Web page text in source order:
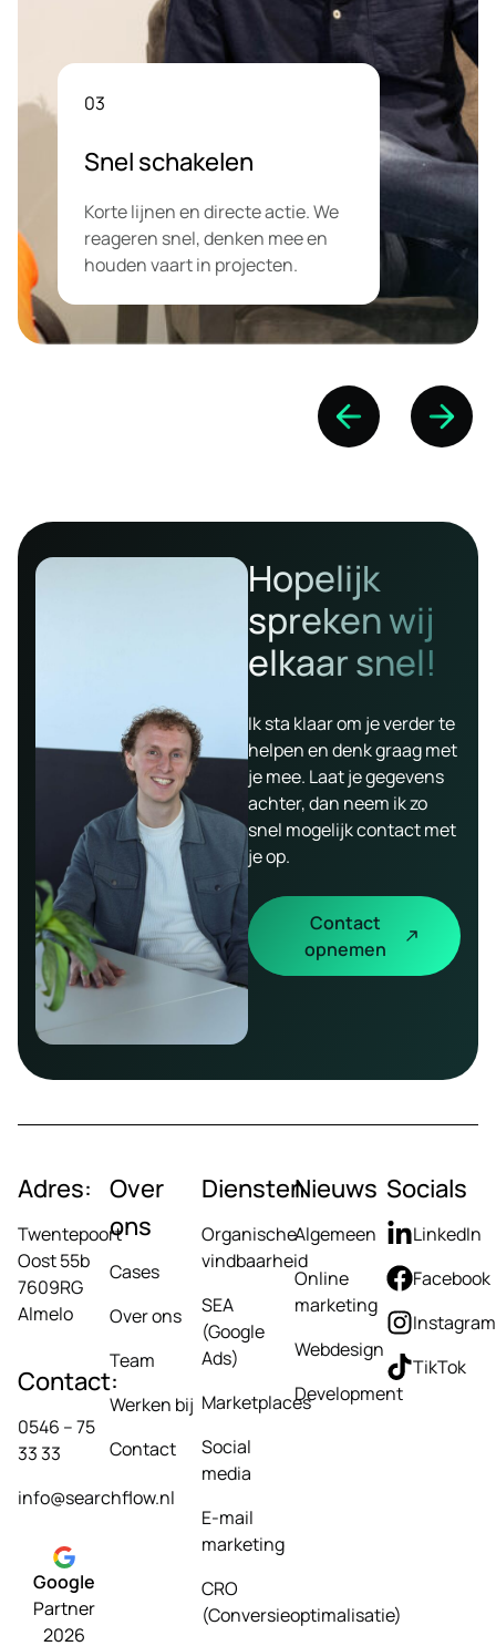
Langdurige
samenwerking
We kijken verder dan vandaag.
bouwen we aan duurzame
we doen, waarom we het doen en
waar je staat. Geen verrassingen
achteraf.
Hopelijk
spreken wij
elkaar snel!
Ik sta klaar om je verder te
helpen en denk graag met
je mee. Laat je gegevens
achter, dan neem ik zo
snel mogelijk contact met
je op.
Contact
opnemen
Adres:
Twentepoort
Oost 55b
7609RG
Almelo
Contact:
0546 – 75
33 33
info@searchflow.nl
Google
Partner
2026
Over
ons
Cases
Over ons
Team
Werken bij
Contact
Diensten
Organische
vindbaarheid
SEA
(Google
Ads)
Marketplaces
Social
media
E-mail
marketing
CRO
(Conversieoptimalisatie)
Nieuws
Algemeen
Online
marketing
Webdesign
Development
Socials
LinkedIn
Facebook
Instagram
TikTok